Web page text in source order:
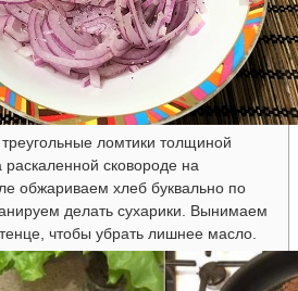
ломтики толщиной
сковороде на
обжариваем хлеб буквально по
делать сухарики. Вынимаем
чтобы убрать лишнее масло.